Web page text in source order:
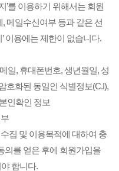
’를 이용하기 위해서는 회원
메일수신여부 등과 같은 선
이용에는 제한이 없습니다.
일, 휴대폰번호, 생년월일, 성
호화된 동일인 식별정보(C.I),
인확인 정보
집 및 이용목적에 대하여 충
의를 얻은 후에 회원가입을
합니다.